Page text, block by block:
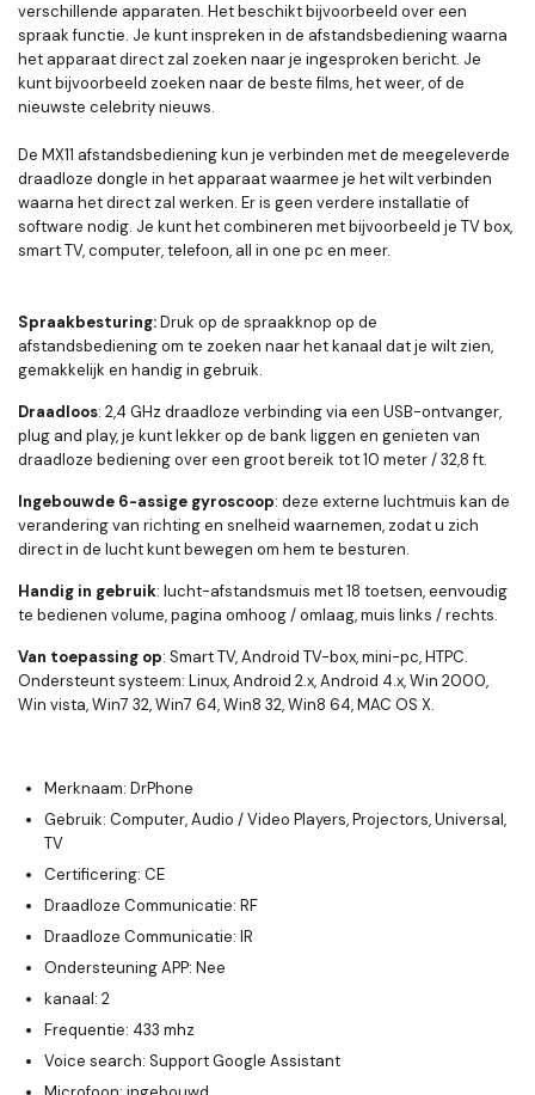
verschillende apparaten. Het beschikt bijvoorbeeld over een
spraak functie. Je kunt inspreken in de afstandsbediening waarna
het apparaat direct zal zoeken naar je ingesproken bericht. Je
kunt bijvoorbeeld zoeken naar de beste films, het weer, of de
nieuwste celebrity nieuws.
De MX11 afstandsbediening kun je verbinden met de meegeleverde
draadloze dongle in het apparaat waarmee je het wilt verbinden
waarna het direct zal werken. Er is geen verdere installatie of
software nodig. Je kunt het combineren met bijvoorbeeld je TV box,
smart TV, computer, telefoon, all in one pc en meer.
Spraakbesturing:Druk op de spraakknop op de
afstandsbediening om te zoeken naar het kanaal dat je wilt zien,
gemakkelijk en handig in gebruik.
Draadloos: 2,4 GHz draadloze verbinding via een USB-ontvanger,
plug and play, je kunt lekker op de bank liggen en genieten van
draadloze bediening over een groot bereik tot 10 meter / 32,8 ft.
Ingebouwde 6-assige gyroscoop: deze externe luchtmuis kan de
verandering van richting en snelheid waarnemen, zodat u zich
direct in de lucht kunt bewegen om hem te besturen.
Handig in gebruik: lucht-afstandsmuis met 18 toetsen, eenvoudig
te bedienen volume, pagina omhoog / omlaag, muis links / rechts.
Van toepassing op: Smart TV, Android TV-box, mini-pc, HTPC.
Ondersteunt systeem: Linux, Android 2.x, Android 4.x, Win 2000,
Win vista, Win7 32, Win7 64, Win8 32, Win8 64, MAC OS X.
Merknaam: DrPhone
Gebruik: Computer, Audio / Video Players, Projectors, Universal,
TV
Certificering: CE
Draadloze Communicatie: RF
Draadloze Communicatie: IR
Ondersteuning APP: Nee
kanaal: 2
Frequentie: 433 mhz
Voice search: Support Google Assistant